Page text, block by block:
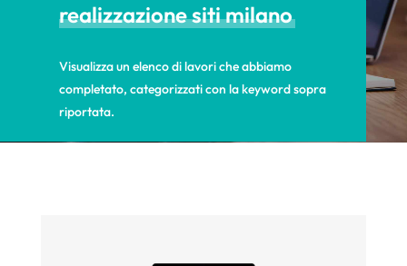
realizzazione siti milano
Visualizza un elenco di lavori che abbiamo
completato, categorizzati con la keyword sopra
riportata.